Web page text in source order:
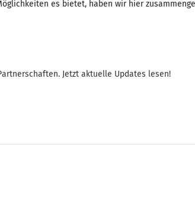
es bietet, haben wir hier
Jetzt aktuelle Updates lesen!